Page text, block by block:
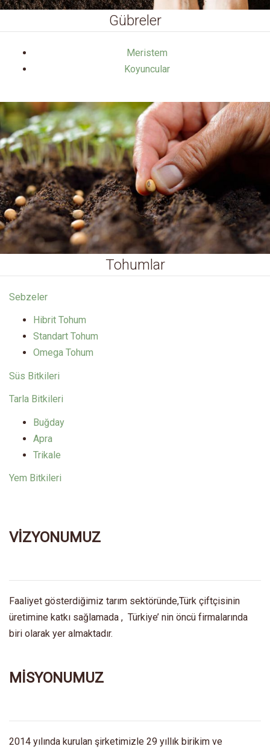
Gübreler
Meristem
Koyuncular
Tohumlar
Sebzeler
Hibrit Tohum
Standart Tohum
Omega Tohum
Süs Bitkileri
Tarla Bitkileri
Buğday
Apra
Trikale
Yem Bitkileri
VİZYONUMUZ
Faaliyet gösterdiğimiz tarım sektöründe,Türk çiftçisinin
üretimine katkı sağlamada , Türkiye’ nin öncü firmalarında
biri olarak yer almaktadır.
MİSYONUMUZ
2014 yılında kurulan şirketimizle 29 yıllık birikim ve